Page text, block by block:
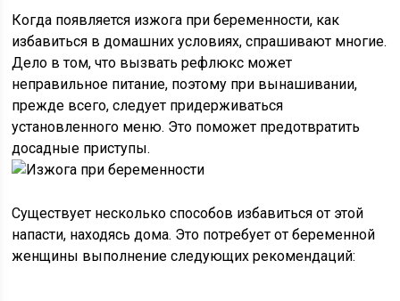
Когда появляется изжога при беременности, как
избавиться в домашних условиях, спрашивают многие.
Дело в том, что вызвать рефлюкс может
неправильное питание, поэтому при вынашивании,
прежде всего, следует придерживаться
установленного меню. Это поможет предотвратить
досадные приступы.
Существует несколько способов избавиться от этой
напасти, находясь дома. Это потребует от беременной
женщины выполнение следующих рекомендаций: